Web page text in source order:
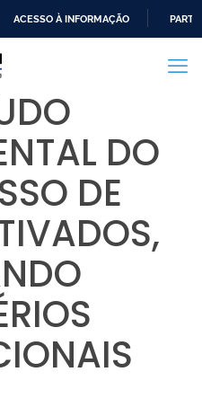
PARA
CONTEÚDO
ACESSO À INFORMAÇÃO
DO
DE